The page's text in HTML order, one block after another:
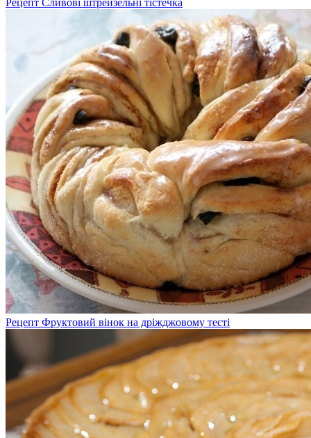
Рецепт Фруктовий вінок на дріжджовому тесті